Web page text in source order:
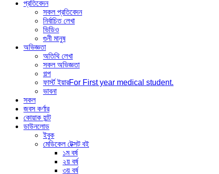
প্রতিবেদন
সকল প্রতিবেদন
নির্বাচিত লেখা
ভিডিও
গুনী মানুষ
অভিজ্ঞতা
অতিথি লেখা
সকল অভিজ্ঞতা
গল্প
ফার্স্ট ইয়ারFor First year medical student.
ভাবনা
সকল
জবস কর্ণার
কোয়াক হান্ট
ডাউনলোড
ইবুক
মেডিকেল টেক্সট বই
১ম বর্ষ
২য় বর্ষ
৩য় বর্ষ